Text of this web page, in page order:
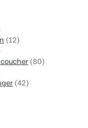
(12)
(80)
(42)